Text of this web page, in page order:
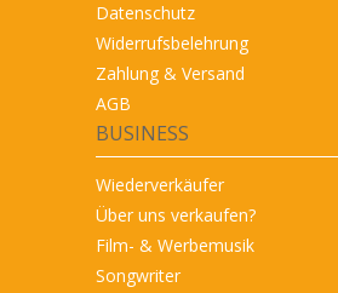
Datenschutz
Widerrufsbelehrung
Zahlung & Versand
AGB
BUSINESS
Wiederverkäufer
Über uns verkaufen?
Film- & Werbemusik
Songwriter